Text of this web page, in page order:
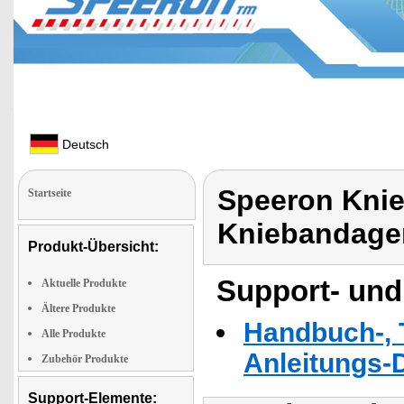
Deutsch
Startseite
Produkt-Übersicht:
Aktuelle Produkte
Ältere Produkte
Alle Produkte
Zubehör Produkte
Support-Elemente:
Speeron
Support-
Handbuch-,
Anleitungs-